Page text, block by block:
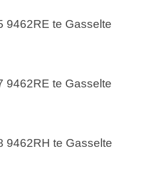
9462RE te Gasselte
9462RE te Gasselte
9462RH te Gasselte